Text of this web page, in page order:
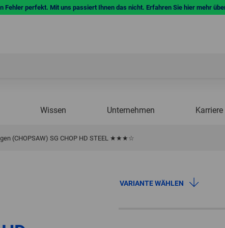
Fehler perfekt. Mit uns passiert Ihnen das nicht. Erfahren Sie hier mehr
Wissen Unternehmen Karriere
(CHOPSAW) SG CHOP HD STEEL ★★★☆
VARIANTE WÄHLEN